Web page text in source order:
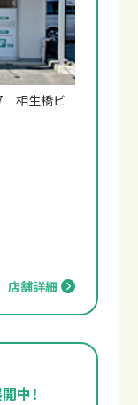
相生橋ビ
店舗詳細
中！